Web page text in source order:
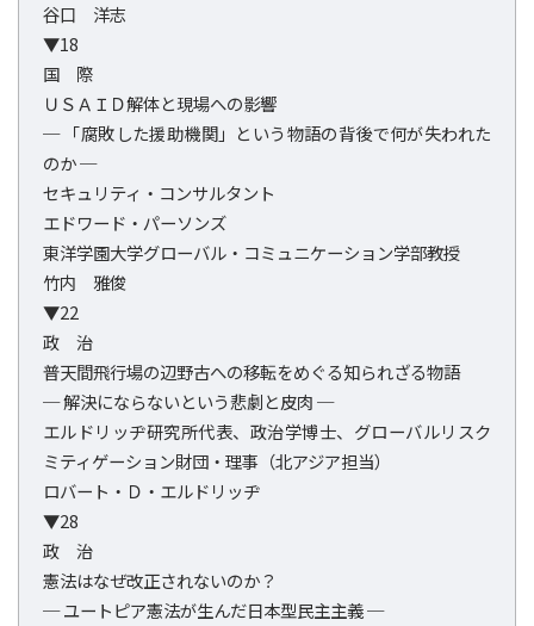
谷口 洋志
▼18
国 際
ＵＳＡＩＤ解体と現場への影響
─ 「腐敗した援助機関」という物語の背後で何が失われた
のか ─
セキュリティ・コンサルタント
エドワード・パーソンズ
東洋学園大学グローバル・コミュニケーション学部教授
竹内 雅俊
▼22
政 治
普天間飛行場の辺野古への移転をめぐる知られざる物語
─ 解決にならないという悲劇と皮肉 ─
エルドリッヂ研究所代表、政治学博士、グローバルリスク
ミティゲーション財団・理事（北アジア担当）
ロバート・Ｄ・エルドリッヂ
▼28
政 治
憲法はなぜ改正されないのか？
─ ユートピア憲法が生んだ日本型民主主義 ─